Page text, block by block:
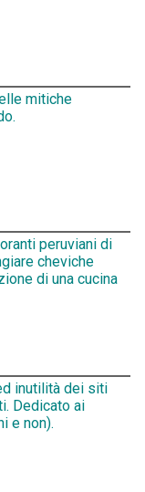
mitiche
peruviani di
cheviche
di una cucina
inutilità dei siti
Dedicato ai
e non).